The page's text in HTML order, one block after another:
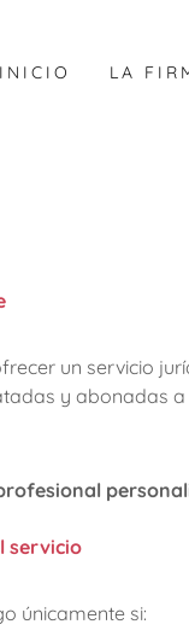
INICIO LA
un servicio
y abonadas
servicio
únicamente si: